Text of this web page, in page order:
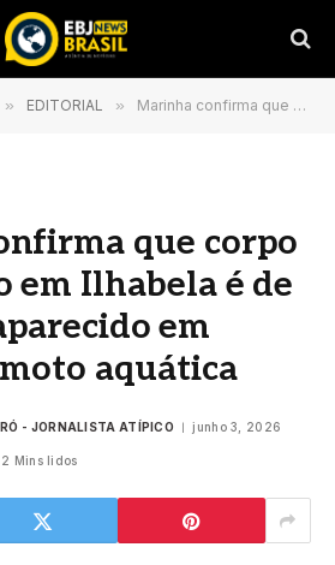
» EDITORIAL » Marinha confirma que corpo encontrado em Ilhabela é de jovem desaparecido em passeio de moto aquática
que corpo
em Ilhabela é de
em
aquática
- JORNALISTA ATÍPICO junho 3, 2026
2 Mins lidos